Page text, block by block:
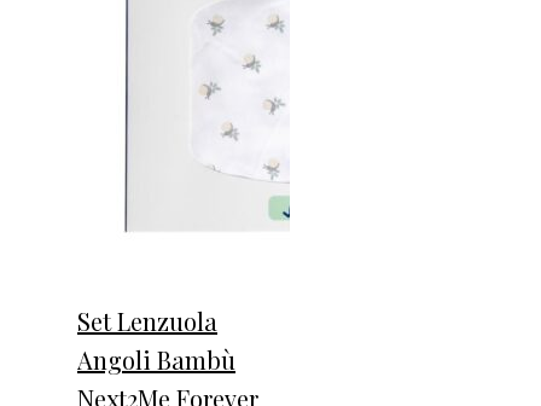
Set Lenzuola
Angoli Bambù
Next2Me Forever